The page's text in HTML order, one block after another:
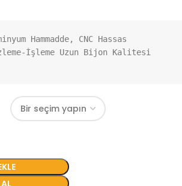
Hammadde, CNC Hassas
İşleme Uzun Bijon Kalitesi